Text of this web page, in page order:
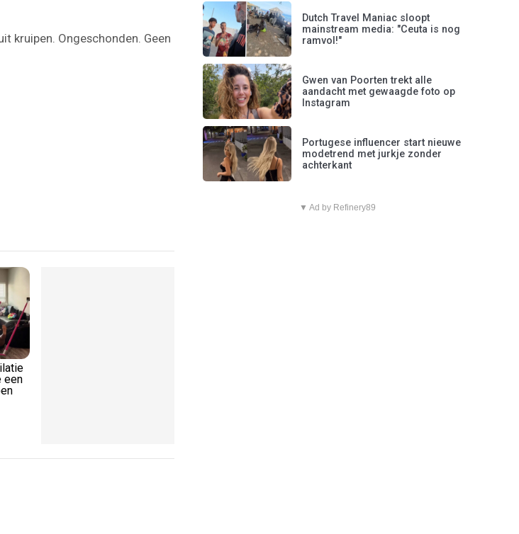
kruipen. Ongeschonden. Geen
een
Dutch Travel Maniac sloopt
mainstream media: "Ceuta is nog
ramvol!"
Gwen van Poorten trekt alle
aandacht met gewaagde foto op
Instagram
Portugese influencer start nieuwe
modetrend met jurkje zonder
achterkant
▼ Ad by Refinery89